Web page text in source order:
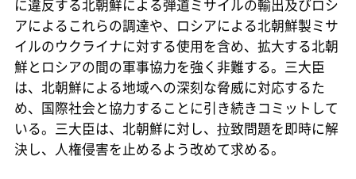
に違反する北朝鮮による弾道ミサイルの輸出及びロシ
アによるこれらの調達や、ロシアによる北朝鮮製ミサ
イルのウクライナに対する使用を含め、拡大する北朝
鮮とロシアの間の軍事協力を強く非難する。三大臣
は、北朝鮮による地域への深刻な脅威に対応するた
め、国際社会と協力することに引き続きコミットして
いる。三大臣は、北朝鮮に対し、拉致問題を即時に解
決し、人権侵害を止めるよう改めて求める。